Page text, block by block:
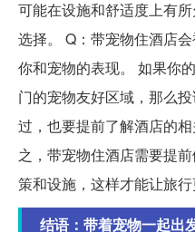
可能在设施和舒适度上有
选择。 Q：带宠物住酒店
你和宠物的表现。 如果你
门的宠物友好区域，那么
过，也要提前了解酒店的
之，带宠物住酒店需要提
策和设施，这样才能让旅行
结语：带着宠物一起出